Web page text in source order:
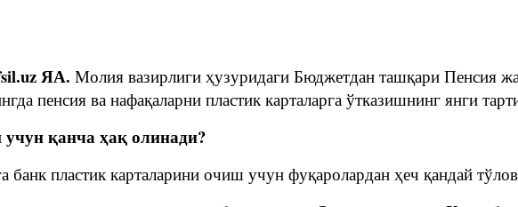
ЯА. Молия вазирлиги ҳузуридаги Бюджетдан ташқари Пенсия
пенсия ва нафақаларни пластик карталарга ўтказишнинг янги
қанча ҳақ олинади?
банк пластик карталарини очиш учун фуқаролардан ҳеч қандай